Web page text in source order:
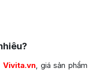
Vivita.vn, giá sản phẩm